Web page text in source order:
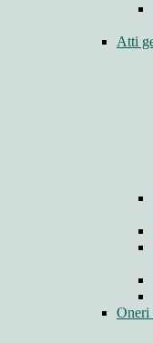
Atti
Oneri